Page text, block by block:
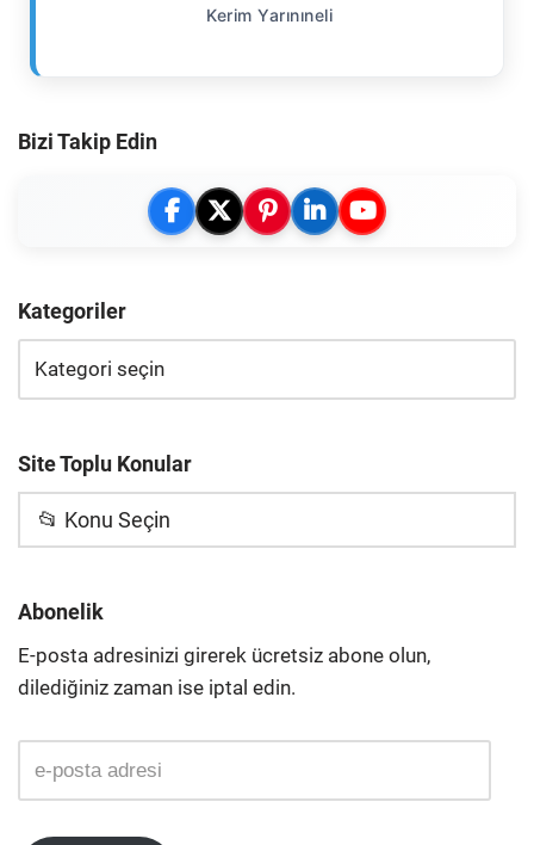
Kerim Yarınıneli
Bizi Takip Edin
Kategoriler
Site Toplu Konular
📂 Konu Seçin
Abonelik
E-posta adresinizi girerek ücretsiz abone olun,
dilediğiniz zaman ise iptal edin.